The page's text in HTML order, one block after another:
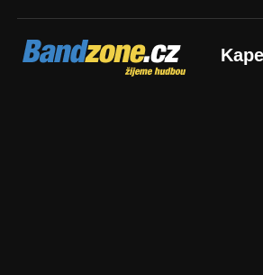
Bandzone.cz
žijeme hudbou